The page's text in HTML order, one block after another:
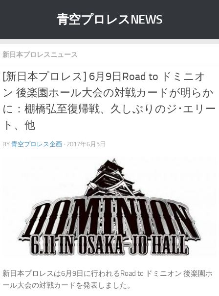
青空プロレスNEWS
新日本プロレスニュース
[新日本プロレス] 6月9日Road to ドミニオ
ン 後楽園ホール大会の対戦カードが明らか
に：棚橋弘至復帰戦、久しぶりのジ･エリー
ト、他
BY 青空プロレス企画 · 2017年6月5日
新日本プロレスは6月9日に行われるRoad to ドミニオン 後楽園ホ
ール大会の対戦カードを発表しました。